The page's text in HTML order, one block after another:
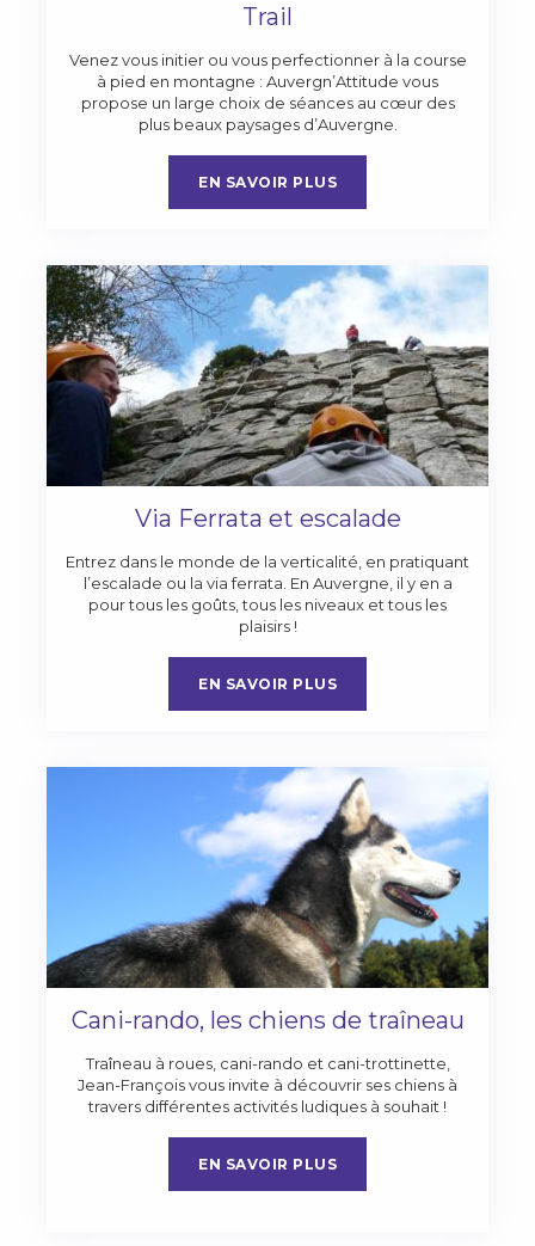
Trail
Venez vous initier ou vous perfectionner à la course
à pied en montagne : Auvergn’Attitude vous
propose un large choix de séances au cœur des
plus beaux paysages d’Auvergne.
EN SAVOIR PLUS
Via Ferrata et escalade
Entrez dans le monde de la verticalité, en pratiquant
l’escalade ou la via ferrata. En Auvergne, il y en a
pour tous les goûts, tous les niveaux et tous les
plaisirs !
EN SAVOIR PLUS
Cani-rando, les chiens de traîneau
Traîneau à roues, cani-rando et cani-trottinette,
Jean-François vous invite à découvrir ses chiens à
travers différentes activités ludiques à souhait !
EN SAVOIR PLUS